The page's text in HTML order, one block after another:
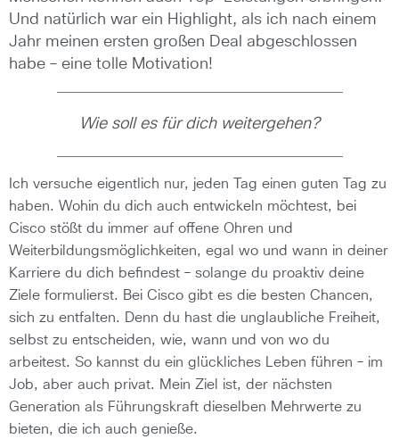
Und natürlich war ein Highlight, als ich nach einem
Jahr meinen ersten großen Deal abgeschlossen
habe – eine tolle Motivation!
Wie soll es für dich weitergehen?
Ich versuche eigentlich nur, jeden Tag einen guten Tag zu
haben. Wohin du dich auch entwickeln möchtest, bei
Cisco stößt du immer auf offene Ohren und
Weiterbildungsmöglichkeiten, egal wo und wann in deiner
Karriere du dich befindest – solange du proaktiv deine
Ziele formulierst. Bei Cisco gibt es die besten Chancen,
sich zu entfalten. Denn du hast die unglaubliche Freiheit,
selbst zu entscheiden, wie, wann und von wo du
arbeitest. So kannst du ein glückliches Leben führen – im
Job, aber auch privat. Mein Ziel ist, der nächsten
Generation als Führungskraft dieselben Mehrwerte zu
bieten, die ich auch genieße.